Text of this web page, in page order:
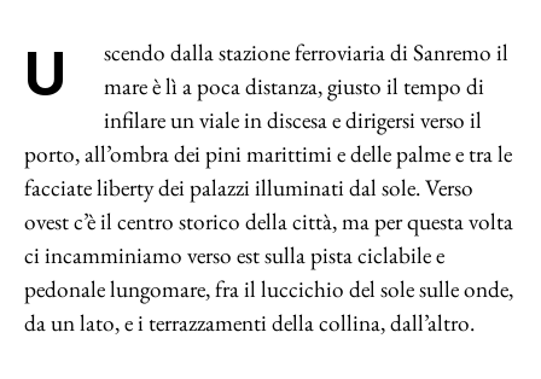
Uscendo dalla stazione ferroviaria di Sanremo il
mare è lì a poca distanza, giusto il tempo di
infilare un viale in discesa e dirigersi verso il
porto, all’ombra dei pini marittimi e delle palme e tra le
facciate liberty dei palazzi illuminati dal sole. Verso
ovest c’è il centro storico della città, ma per questa volta
ci incamminiamo verso est sulla pista ciclabile e
pedonale lungomare, fra il luccichio del sole sulle onde,
da un lato, e i terrazzamenti della collina, dall’altro.